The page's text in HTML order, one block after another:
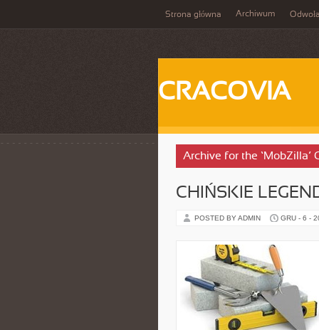
Strona główna Archiwum
CRACOVIA
Archive for the ‘MobZilla’
CHIŃSKIE
POSTED BY ADMIN GRU - 6 -